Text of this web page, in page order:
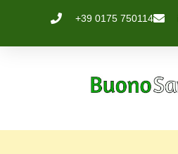
+39 0175 750114